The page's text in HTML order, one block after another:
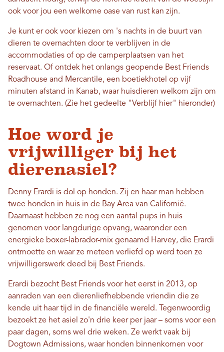
ook voor jou een welkome oase van rust kan zijn.
Je kunt er ook voor kiezen om 's nachts in de buurt van
dieren te overnachten door te verblijven in de
accommodaties of op de camperplaatsen van het
reservaat. Of ontdek het onlangs geopende Best Friends
Roadhouse and Mercantile, een boetiekhotel op vijf
minuten afstand in Kanab, waar huisdieren welkom zijn om
te overnachten. (Zie het gedeelte "Verblijf hier" hieronder)
Hoe word je
vrijwilliger bij het
dierenasiel?
Denny Erardi is dol op honden. Zij en haar man hebben
twee honden in huis in de Bay Area van Californië.
Daarnaast hebben ze nog een aantal pups in huis
genomen voor langdurige opvang, waaronder een
energieke boxer-labrador-mix genaamd Harvey, die Erardi
ontmoette en waar ze meteen verliefd op werd toen ze
vrijwilligerswerk deed bij Best Friends.
Erardi bezocht Best Friends voor het eerst in 2013, op
aanraden van een dierenliefhebbende vriendin die ze
kende uit haar tijd in de financiële wereld. Tegenwoordig
bezoekt ze het asiel zo'n drie keer per jaar – soms voor een
paar dagen, soms wel drie weken. Ze werkt vaak bij
Dogtown Admissions, waar honden binnenkomen voor